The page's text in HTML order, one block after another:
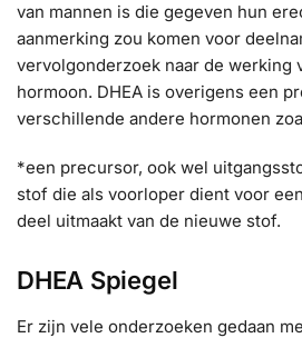
van mannen is die gegeven hun
aanmerking zou komen voor
vervolgonderzoek naar de werking
hormoon. DHEA is overigens een
verschillende andere hormonen
*een precursor, ook wel
stof die als voorloper dient voor
deel uitmaakt van de nieuwe stof.
DHEA Spiegel
Er zijn vele onderzoeken gedaan